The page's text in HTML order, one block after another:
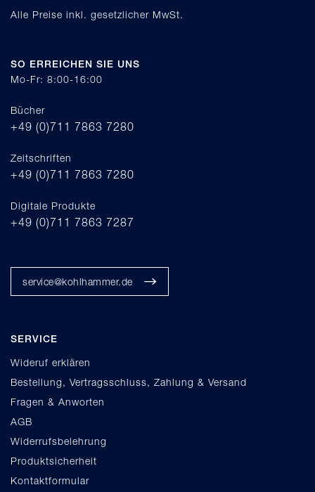
Alle Preise inkl. gesetzlicher MwSt.
SO ERREICHEN SIE UNS
Mo-Fr: 8:00-16:00
Bücher
+49 (0)711 7863 7280
Zeitschriften
+49 (0)711 7863 7280
Digitale Produkte
+49 (0)711 7863 7287
service@kohlhammer.de
SERVICE
Wideruf erklären
Bestellung, Vertragsschluss, Zahlung & Versand
Fragen & Anworten
AGB
Widerrufsbelehrung
Produktsicherheit
Kontaktformular